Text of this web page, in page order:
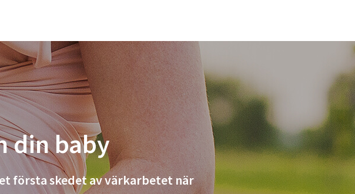
din baby
första skedet av värkarbetet när